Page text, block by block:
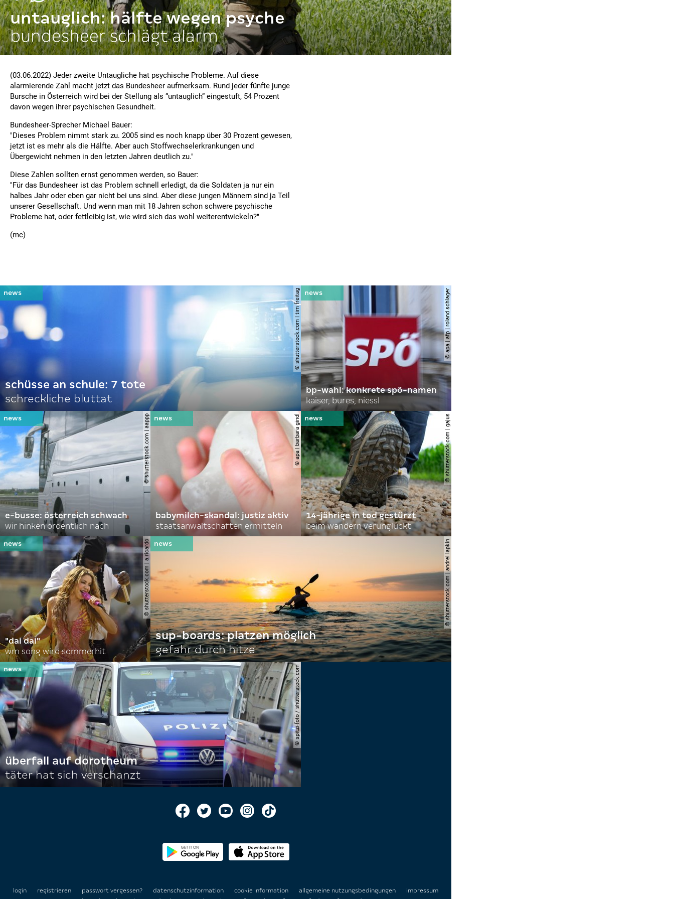
untauglich: hälfte wegen psyche
bundesheer schlägt alarm
(03.06.2022) Jeder zweite Untaugliche hat psychische Probleme. Auf diese
alarmierende Zahl macht jetzt das Bundesheer aufmerksam. Rund jeder fünfte junge
Bursche in Österreich wird bei der Stellung als “untauglich“ eingestuft, 54 Prozent
davon wegen ihrer psychischen Gesundheit.
Bundesheer-Sprecher Michael Bauer:
"Dieses Problem nimmt stark zu. 2005 sind es noch knapp über 30 Prozent gewesen,
jetzt ist es mehr als die Hälfte. Aber auch Stoffwechselerkrankungen und
Übergewicht nehmen in den letzten Jahren deutlich zu."
Diese Zahlen sollten ernst genommen werden, so Bauer:
"Für das Bundesheer ist das Problem schnell erledigt, da die Soldaten ja nur ein
halbes Jahr oder eben gar nicht bei uns sind. Aber diese jungen Männern sind ja Teil
unserer Gesellschaft. Und wenn man mit 18 Jahren schon schwere psychische
Probleme hat, oder fettleibig ist, wie wird sich das wohl weiterentwickeln?"
(mc)
© shutterstock.com | tim freitag
schüsse an schule: 7 tote
schreckliche bluttat
© apa | afp | roland schlager
bp-wahl: konkrete spö-namen
kaiser, bures, niessl
© shutterstock.com | aappp
e-busse: österreich schwach
wir hinken ordentlich nach
© apa | barbara gindl
babymilch-skandal: justiz aktiv
staatsanwaltschaften ermitteln
© shutterstock.com | gajus
14-jährige in tod gestürzt
beim wandern verunglückt
© shutterstock.com | a.ricardo
"dai dai"
wm song wird sommerhit
© shutterstock.com | andrei lapkin
sup-boards: platzen möglich
gefahr durch hitze
© spitzi-foto / shutterstock.com
überfall auf dorotheum
täter hat sich verschanzt
login registrieren passwort vergessen? datenschutzinformation cookie information allgemeine nutzungsbedingungen
impressum